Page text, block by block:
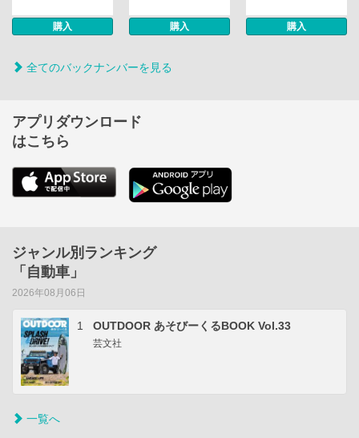
購入 購入 購入
全てのバックナンバーを見る
アプリダウンロード
はこちら
ジャンル別ランキング
「自動車」
2026年08月06日
1 OUTDOOR あそびーくるBOOK Vol.33
芸文社
一覧へ